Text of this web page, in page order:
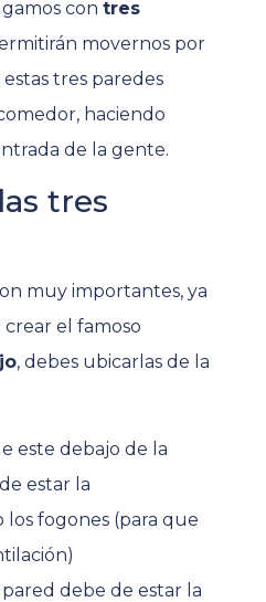
con tres
movernos por
tres paredes
haciendo
de la gente.
tres
muy importantes, ya
el famoso
, debes ubicarlas de la
este debajo de la
estar la
los fogones (para que
debe de estar la